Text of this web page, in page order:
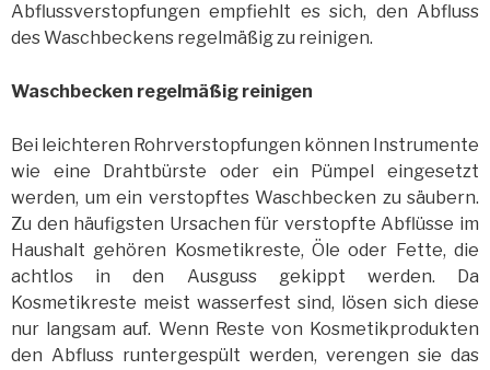
Abflussverstopfungen empfiehlt es sich, den Abfluss
des Waschbeckens regelmäßig zu reinigen.
Waschbecken regelmäßig reinigen
Bei leichteren Rohrverstopfungen können Instrumente
wie eine Drahtbürste oder ein Pümpel eingesetzt
werden, um ein verstopftes Waschbecken zu säubern.
Zu den häufigsten Ursachen für verstopfte Abflüsse im
Haushalt gehören Kosmetikreste, Öle oder Fette, die
achtlos in den Ausguss gekippt werden. Da
Kosmetikreste meist wasserfest sind, lösen sich diese
nur langsam auf. Wenn Reste von Kosmetikprodukten
den Abfluss runtergespült werden, verengen sie das